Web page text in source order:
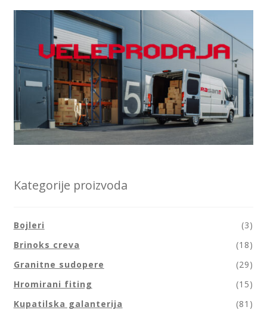
Kategorije proizvoda
Bojleri
(3)
Brinoks creva
(18)
Granitne sudopere
(29)
Hromirani fiting
(15)
Kupatilska galanterija
(81)